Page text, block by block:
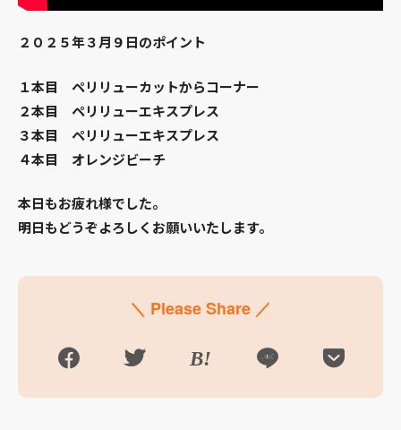
２０２５年３月９日のポイント
１本目 ペリリューカットからコーナー
２本目 ペリリューエキスプレス
３本目 ペリリューエキスプレス
４本目 オレンジビーチ
本日もお疲れ様でした。
明日もどうぞよろしくお願いいたします。
＼ Please Share ／